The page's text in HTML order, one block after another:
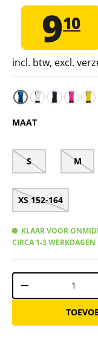
910
incl. btw, excl.
MAAT
S M
XS 152-164
KLAAR VOOR
CIRCA 1-3 WERKDAGEN
Aantal
-